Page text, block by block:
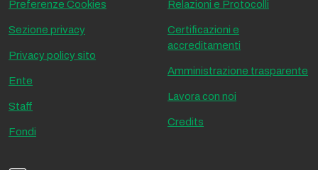
Preferenze Cookies
Sezione privacy
Privacy policy sito
Ente
Staff
Fondi
Relazioni e Protocolli
Certificazioni e
accreditamenti
Amministrazione trasparente
Lavora con noi
Credits